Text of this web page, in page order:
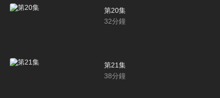
第20集
32分鐘
第21集
38分鐘